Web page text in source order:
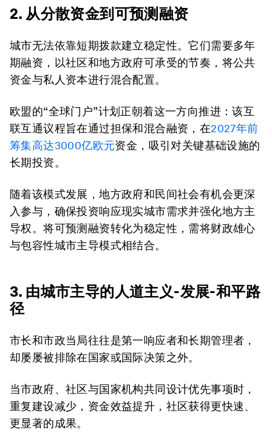
2. 从分散资金到可预测融资
城市无法依靠短期拨款建立稳定性。它们需要多年
期融资，以社区和地方政府可承受的节奏，将公共
资金与私人资本进行混合配置。
欧盟的“全球门户”计划正朝着这一方向推进：该互
联互通议程旨在通过担保和混合融资，在2027年前
筹集高达3000亿欧元资金，吸引对关键基础设施的
长期投资。
随着该模式发展，地方政府和民间社会有机会更深
入参与，确保投资响应现实城市需求并强化地方主
导权。将可预测融资转化为稳定性，需将财政雄心
与包容性城市主导模式相结合。
3. 由城市主导的人道主义-发展-和平路
径
市长和市政当局往往是第一响应者和长期管理者，
却屡屡被排除在国家或国际决策之外。
当市政府、社区与国家机构共同设计优先事项时，
重复建设减少，资金效益提升，社区获得更快速、
更显著的成果。